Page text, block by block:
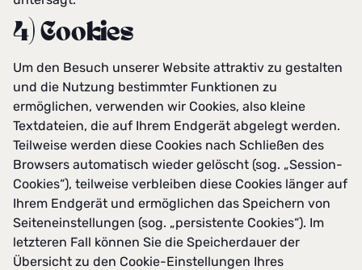
4) Cookies
Um den Besuch unserer Website attraktiv zu gestalten
und die Nutzung bestimmter Funktionen zu
ermöglichen, verwenden wir Cookies, also kleine
Textdateien, die auf Ihrem Endgerät abgelegt werden.
Teilweise werden diese Cookies nach Schließen des
Browsers automatisch wieder gelöscht (sog. „Session-
Cookies“), teilweise verbleiben diese Cookies länger auf
Ihrem Endgerät und ermöglichen das Speichern von
Seiteneinstellungen (sog. „persistente Cookies“). Im
letzteren Fall können Sie die Speicherdauer der
Übersicht zu den Cookie-Einstellungen Ihres